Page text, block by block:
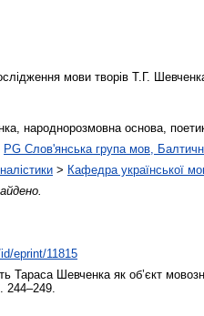
мови творів Т.Г.
народнорозмовна основа,
PG Слов'янська група мов,
> Кафедра української
eprint/11815
Тараса Шевченка як об’єкт
244–249.